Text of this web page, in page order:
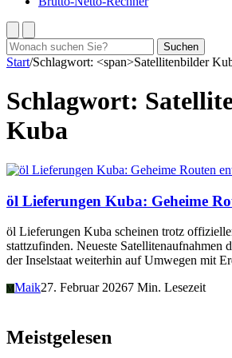
Suchen
nach:
Suchen
Start/Schlagwort: <span>Satellitenbilder
Schlagwort:
Kuba
öl Lieferungen Kuba: Geheime
öl Lieferungen Kuba scheinen trotz
stattzufinden. Neueste Satellitenaufnahmen
der Inselstaat weiterhin auf Umwegen mit
M Maik27. Februar 20267 Min. Lesezeit
Meistgelesen